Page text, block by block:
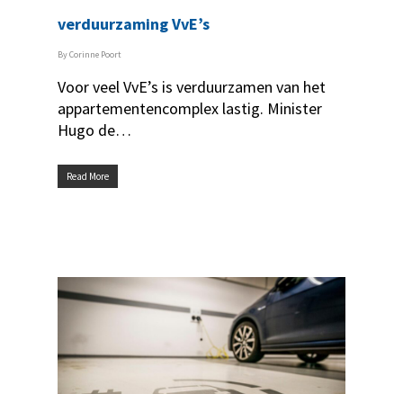
verduurzaming VvE’s
ByCorinne Poort
Voor veel VvE’s is verduurzamen van het
appartementencomplex lastig. Minister
Hugo de…
Read More